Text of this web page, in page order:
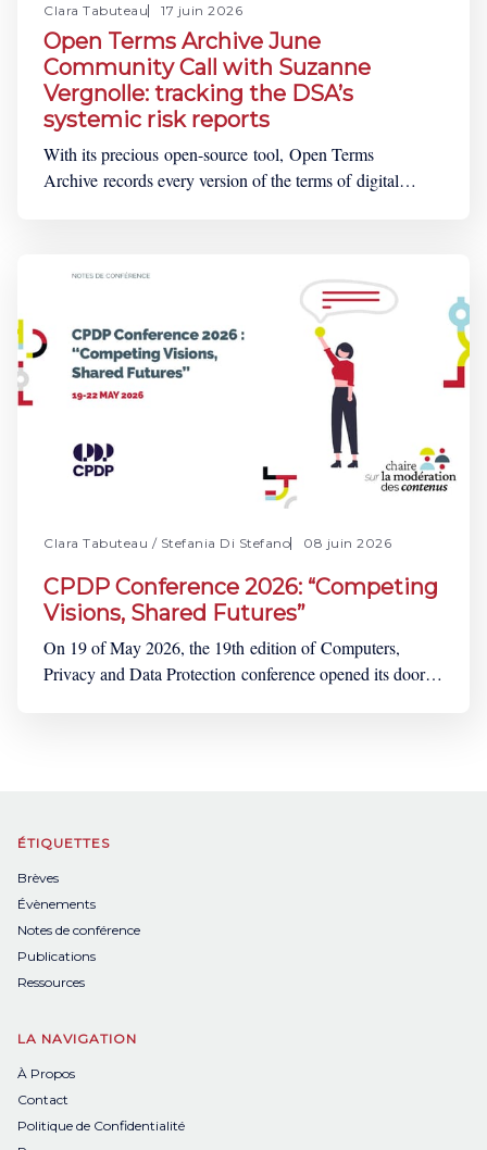
Clara Tabuteau 17 juin 2026
Open Terms Archive June
Community Call with Suzanne
Vergnolle: tracking the DSA’s
systemic risk reports
With its precious open-source tool, Open Terms
Archive records every version of the terms of digital
activities, the NGO conducts monthly community
Clara Tabuteau / Stefania Di Stefano 08 juin 2026
CPDP Conference 2026: “Competing
Visions, Shared Futures”
On 19 of May 2026, the 19th edition of Computers,
Privacy and Data Protection conference opened its doors
ÉTIQUETTES
Brèves
Évènements
Notes de conférence
Publications
Ressources
LA NAVIGATION
À Propos
Contact
Politique de Confidentialité